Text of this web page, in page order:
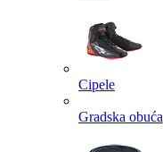
Cipele
Gradska obuća